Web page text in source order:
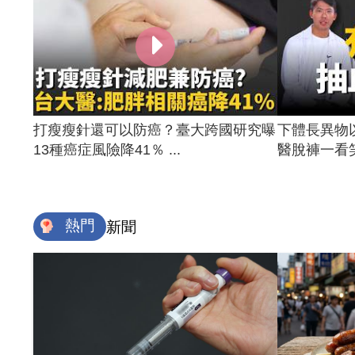
打瘦瘦針還可以防癌？臺大跨國研究曝
13種癌症風險降41％ ...
下體長異物
醫脫褲一看
熱門 新聞